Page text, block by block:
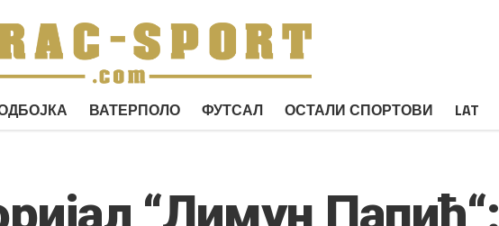
ВАТЕРПОЛО ФУТСАЛ ОСТАЛИ СПОРТОВИ LAT